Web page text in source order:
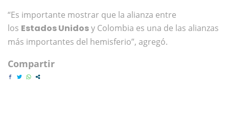
“Es importante mostrar que la alianza entre
los Estados Unidosy Colombia es una de las alianzas
más importantes del hemisferio”, agregó.
Compartir